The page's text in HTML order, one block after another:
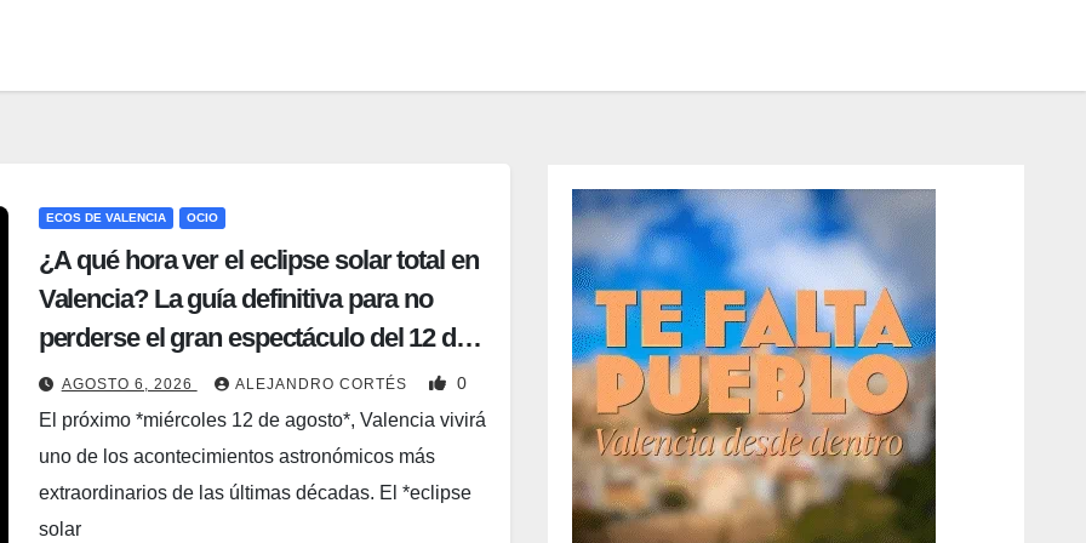
ECOS DE VALENCIA OCIO
¿A qué hora ver el eclipse solar total en
Valencia? La guía definitiva para no
perderse el gran espectáculo del 12 de
agosto
AGOSTO 6, 2026 ALEJANDRO CORTÉS 0
El próximo *miércoles 12 de agosto*, Valencia vivirá
uno de los acontecimientos astronómicos más
extraordinarios de las últimas décadas. El *eclipse
solar